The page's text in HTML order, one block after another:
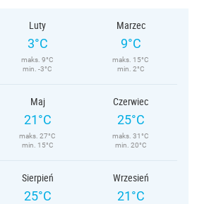
Luty
3°C
maks. 9°C
min. -3°C
Marzec
9°C
maks. 15°C
min. 2°C
Maj
21°C
maks. 27°C
min. 15°C
Czerwiec
25°C
maks. 31°C
min. 20°C
Sierpień
25°C
Wrzesień
21°C